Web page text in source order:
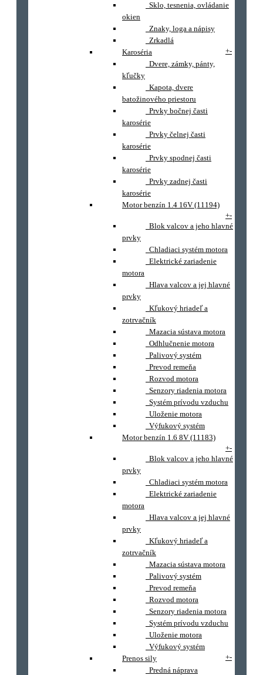
Sklo, tesnenia, ovládanie
okien
Znaky, loga a nápisy
Zrkadlá
Karoséria
+-
Dvere, zámky, pánty,
kľučky
Kapota, dvere
batožinového priestoru
Prvky bočnej časti
karosérie
Prvky čelnej časti
karosérie
Prvky spodnej časti
karosérie
Prvky zadnej časti
karosérie
Motor benzín 1.4 16V (11194)
+-
Blok valcov a jeho hlavné
prvky
Chladiaci systém motora
Elektrické zariadenie
motora
Hlava valcov a jej hlavné
prvky
Kľukový hriadeľ a
zotrvačník
Mazacia sústava motora
Odhlučnenie motora
Palivový systém
Prevod remeňa
Rozvod motora
Senzory riadenia motora
Systém prívodu vzduchu
Uloženie motora
Výfukový systém
Motor benzín 1.6 8V (11183)
+-
Blok valcov a jeho hlavné
prvky
Chladiaci systém motora
Elektrické zariadenie
motora
Hlava valcov a jej hlavné
prvky
Kľukový hriadeľ a
zotrvačník
Mazacia sústava motora
Palivový systém
Prevod remeňa
Rozvod motora
Senzory riadenia motora
Systém prívodu vzduchu
Uloženie motora
Výfukový systém
Prenos sily
+-
Predná náprava